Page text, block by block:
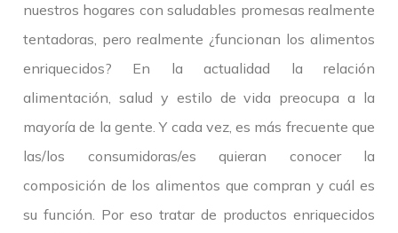
nuestros hogares con saludables promesas realmente
tentadoras, pero realmente ¿funcionan los alimentos
enriquecidos? En la actualidad la relación
alimentación, salud y estilo de vida preocupa a la
mayoría de la gente. Y cada vez, es más frecuente que
las/los consumidoras/es quieran conocer la
composición de los alimentos que compran y cuál es
su función. Por eso tratar de productos enriquecidos